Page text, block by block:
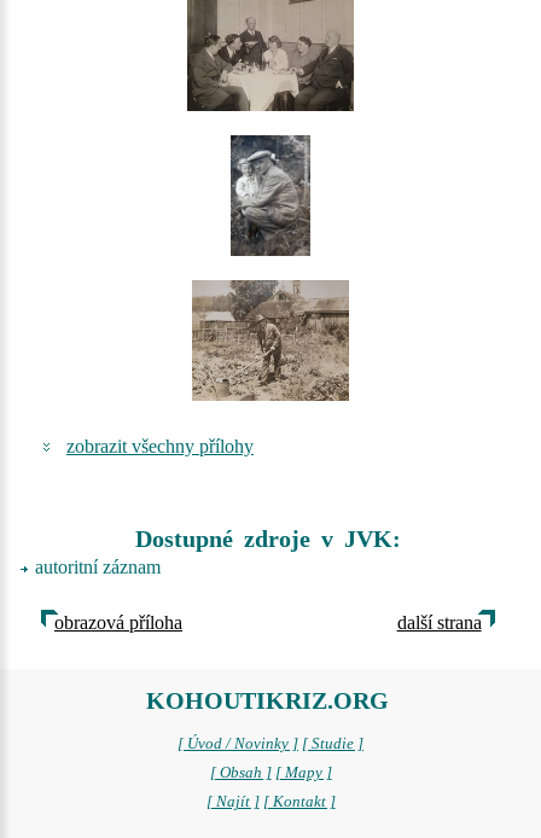
zobrazit všechny přílohy
Dostupné zdroje v JVK:
autoritní záznam
obrazová příloha další strana
KOHOUTIKRIZ.ORG
[ Úvod / Novinky ] [ Studie ]
[ Obsah ] [ Mapy ]
[ Najít ] [ Kontakt ]